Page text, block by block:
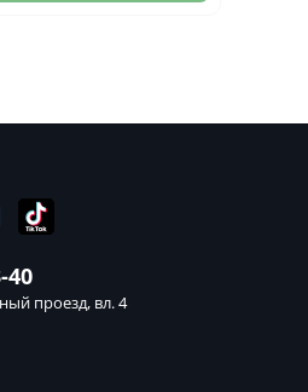
40
проезд, вл. 4